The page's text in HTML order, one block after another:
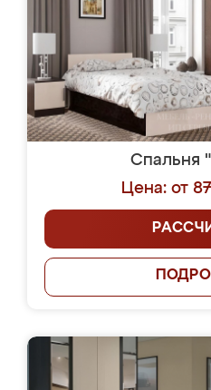
Спальня
Цена: от